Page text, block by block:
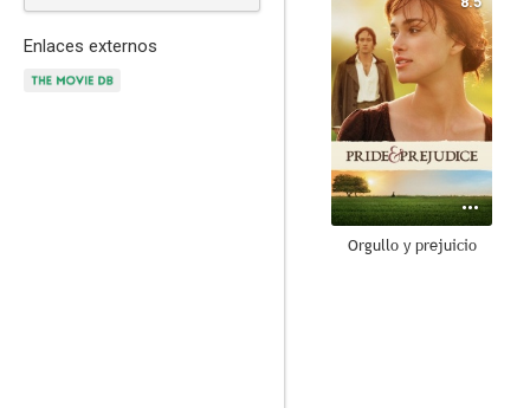
Enlaces externos
Orgullo y prejuicio